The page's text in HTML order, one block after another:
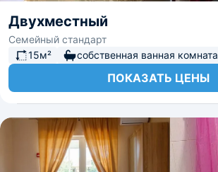
Двухместный
Семейный стандарт
15м²
собственная ванная комната
ПОКАЗАТЬ ЦЕНЫ